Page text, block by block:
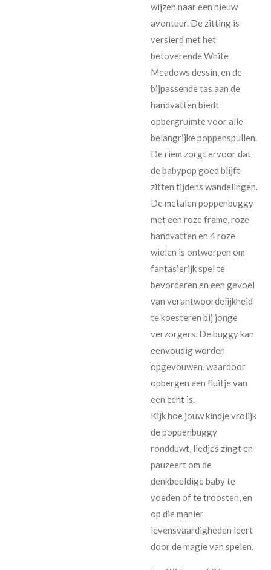
wijzen naar een nieuw
avontuur. De zitting is
versierd met het
betoverende White
Meadows dessin, en de
bijpassende tas aan de
handvatten biedt
opbergruimte voor alle
belangrijke poppenspullen.
De riem zorgt ervoor dat
de babypop goed blijft
zitten tijdens wandelingen.
De metalen poppenbuggy
met een roze frame, roze
handvatten en 4 roze
wielen is ontworpen om
fantasierijk spel te
bevorderen en een gevoel
van verantwoordelijkheid
te koesteren bij jonge
verzorgers. De buggy kan
eenvoudig worden
opgevouwen, waardoor
opbergen een fluitje van
een cent is.
Kijk hoe jouw kindje vrolijk
de poppenbuggy
rondduwt, liedjes zingt en
pauzeert om de
denkbeeldige baby te
voeden of te troosten, en
op die manier
levensvaardigheden leert
door de magie van spelen.